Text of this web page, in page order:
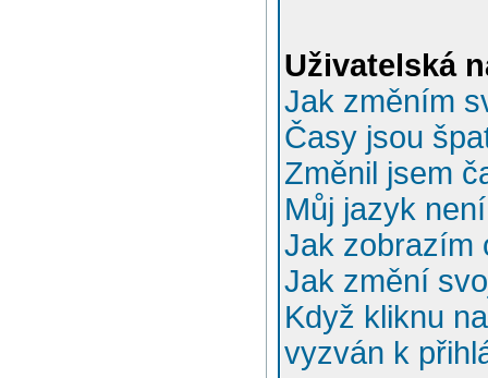
Uživatelská
Jak změním
Časy jsou
Změnil jsem
Můj jazyk
Jak zobrazím
Jak změní
Když kliknu
vyzván k